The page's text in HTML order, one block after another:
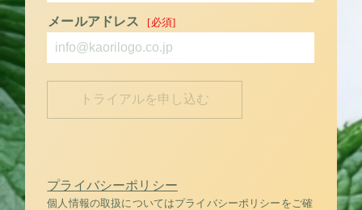
メールアドレス
プライバシーポリシー
個人情報の取扱についてはプライバシーポリシーをご確